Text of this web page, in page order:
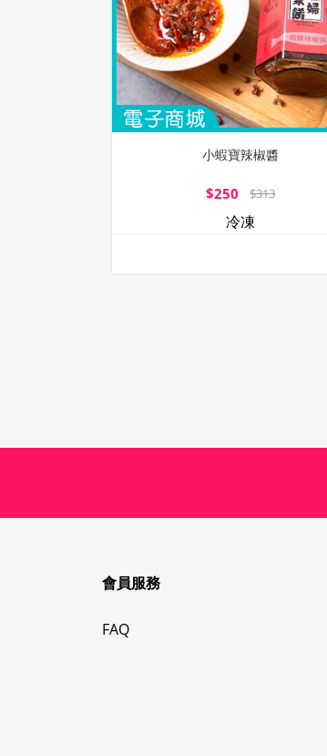
小蝦寶辣椒醬
$250 $313
冷凍
會員服務
FAQ